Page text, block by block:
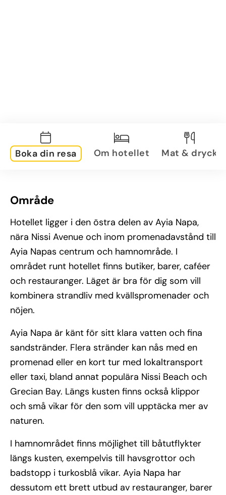
Boka din resa Om hotellet Mat & dryck
Område
Hotellet ligger i den östra delen av Ayia Napa,
nära Nissi Avenue och inom promenadavstånd till
Ayia Napas centrum och hamnområde. I
området runt hotellet finns butiker, barer, caféer
och restauranger. Läget är bra för dig som vill
kombinera strandliv med kvällspromenader och
nöjen.
Ayia Napa är känt för sitt klara vatten och fina
sandstränder. Flera stränder kan nås med en
promenad eller en kort tur med lokaltransport
eller taxi, bland annat populära Nissi Beach och
Grecian Bay. Längs kusten finns också klippor
och små vikar för den som vill upptäcka mer av
naturen.
I hamnområdet finns möjlighet till båtutflykter
längs kusten, exempelvis till havsgrottor och
badstopp i turkosblå vikar. Ayia Napa har
dessutom ett brett utbud av restauranger, barer